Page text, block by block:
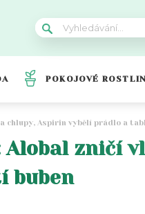
POKOJOVÉ
Aspirin vybělí prádlo a
zničí
buben